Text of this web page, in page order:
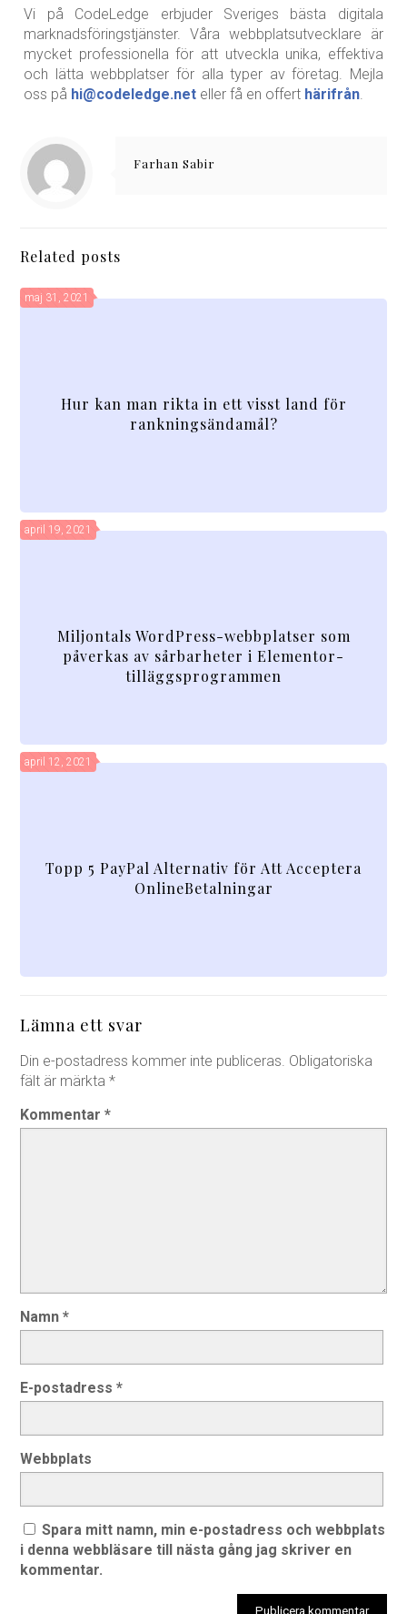
Vi på CodeLedge erbjuder Sveriges bästa digitala
marknadsföringstjänster. Våra webbplatsutvecklare är
mycket professionella för att utveckla unika, effektiva
och lätta webbplatser för alla typer av företag. Mejla
oss på hi@codeledge.net eller få en offert härifrån.
Farhan Sabir
Related posts
maj 31, 2021
Hur kan man rikta in ett visst land för
rankningsändamål?
april 19, 2021
Miljontals WordPress-webbplatser som
påverkas av sårbarheter i Elementor-
tilläggsprogrammen
april 12, 2021
Topp 5 PayPal Alternativ för Att Acceptera
OnlineBetalningar
Lämna ett svar
Din e-postadress kommer inte publiceras. Obligatoriska
fält är märkta*
Kommentar*
Namn*
E-postadress*
Webbplats
Spara mitt namn, min e-postadress och webbplats
i denna webbläsare till nästa gång jag skriver en
kommentar.